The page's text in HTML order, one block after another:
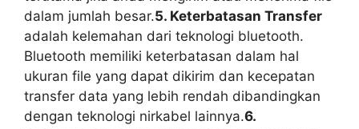
dalam jumlah besar.5. Keterbatasan Transfer
adalah kelemahan dari teknologi bluetooth.
Bluetooth memiliki keterbatasan dalam hal
ukuran file yang dapat dikirim dan kecepatan
transfer data yang lebih rendah dibandingkan
dengan teknologi nirkabel lainnya.6.